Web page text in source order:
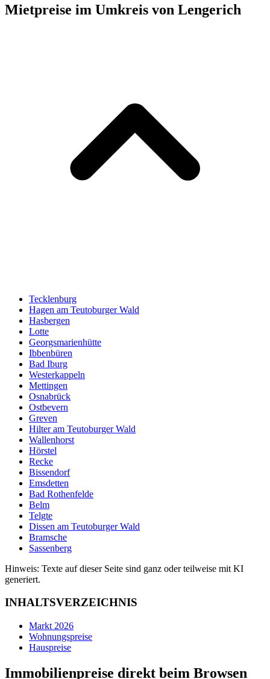
Mietpreise im Umkreis von Lengerich
Tecklenburg
Hagen am Teutoburger Wald
Hasbergen
Lotte
Georgsmarienhütte
Ibbenbüren
Bad Iburg
Westerkappeln
Mettingen
Osnabrück
Ostbevern
Greven
Hilter am Teutoburger Wald
Wallenhorst
Hörstel
Recke
Bissendorf
Emsdetten
Bad Rothenfelde
Belm
Telgte
Dissen am Teutoburger Wald
Bramsche
Sassenberg
Hinweis: Texte auf dieser Seite sind ganz oder teilweise mit KI
generiert.
INHALTSVERZEICHNIS
Markt 2026
Wohnungspreise
Hauspreise
Immobilienpreise direkt beim Browsen